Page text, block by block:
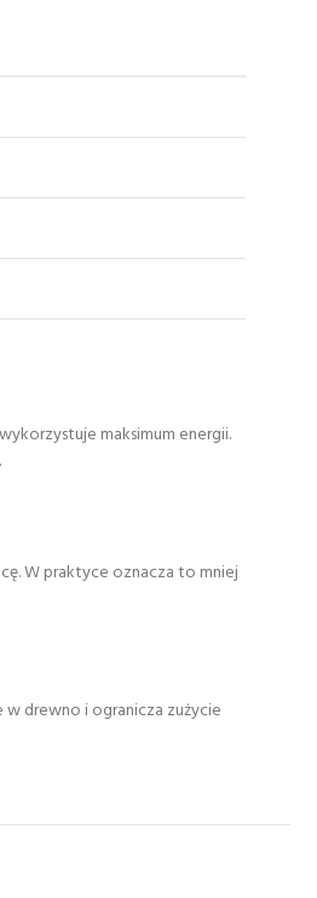
maksimum energii.
W praktyce oznacza to mniej
drewno i ogranicza zużycie